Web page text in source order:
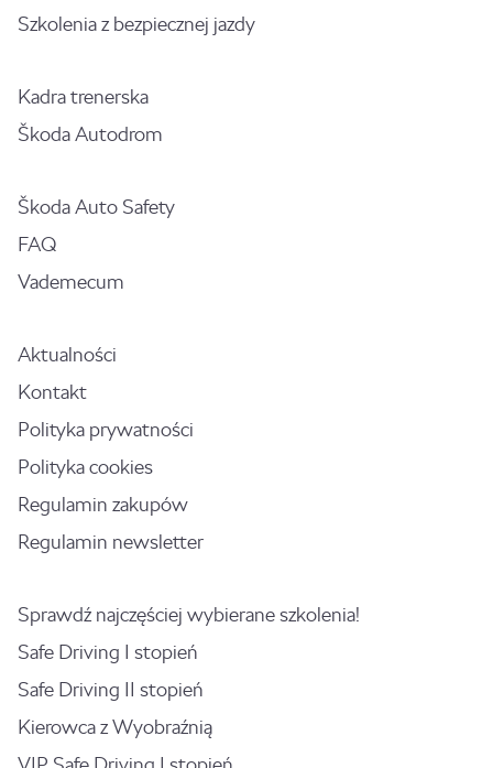
Szkolenia z bezpiecznej jazdy
Kadra trenerska
Škoda Autodrom
Škoda Auto Safety
FAQ
Vademecum
Aktualności
Kontakt
Polityka prywatności
Polityka cookies
Regulamin zakupów
Regulamin newsletter
Sprawdź najczęściej wybierane szkolenia!
Safe Driving I stopień
Safe Driving II stopień
Kierowca z Wyobraźnią